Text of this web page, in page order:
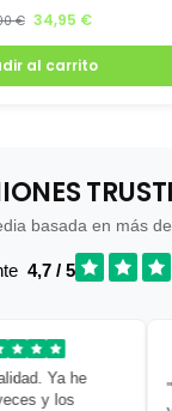
€ 34,95 €
al carrito
basada en más
4,7 / 5
Ya he
y los